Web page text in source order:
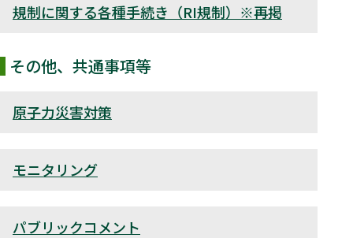
規制に関する各種手続き（RI規制）※再掲
その他、共通事項等
原子力災害対策
モニタリング
パブリックコメント